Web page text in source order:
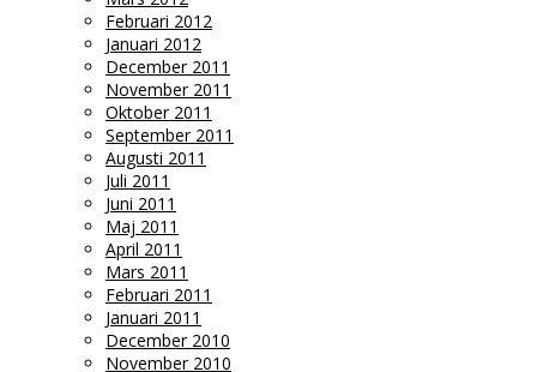
Februari 2012
Januari 2012
December 2011
November 2011
Oktober 2011
September 2011
Augusti 2011
Juli 2011
Juni 2011
Maj 2011
April 2011
Mars 2011
Februari 2011
Januari 2011
December 2010
November 2010